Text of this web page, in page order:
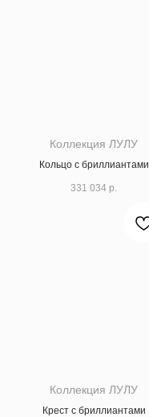
Коллекция ЛУЛУ
Кольцо с бриллиантами
331 034 р.
Коллекция ЛУЛУ
Крест с бриллиантами